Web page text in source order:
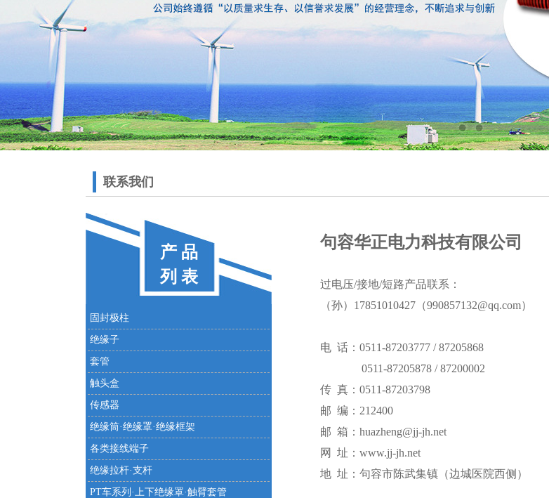
联系我们
产 品
列 表
固封极柱
绝缘子
套管
触头盒
传感器
绝缘筒·绝缘罩·绝缘框架
各类接线端子
绝缘拉杆·支杆
PT车系列·上下绝缘罩·触臂套管
句容华正电力科技有限公司
过电压/接地/短路产品联系：
（孙）17851010427（990857132@qq.com）
电 话：0511-87203777 / 87205868
0511-87205878 / 87200002
传 真：0511-87203798
邮 编：212400
邮 箱：huazheng@jj-jh.net
网 址：www.jj-jh.net
地 址：句容市陈武集镇（边城医院西侧）